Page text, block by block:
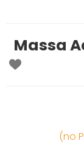
Massa
(no